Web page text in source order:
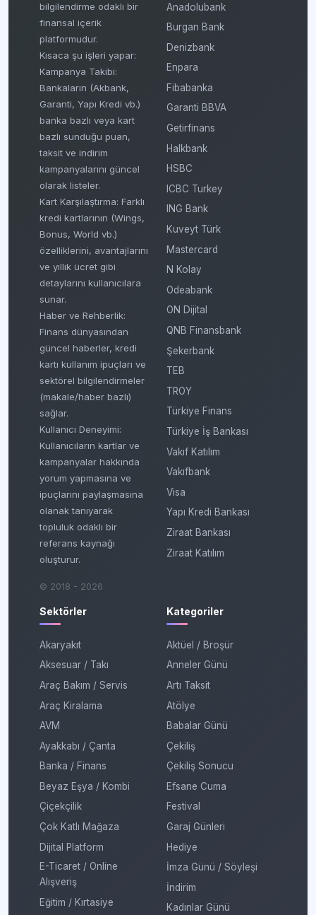
bilgilendirme odaklı bir
finansal içerik
platformudur.
Kısaca şu işleri yapar:
Kampanya Takibi:
Bankaların (Akbank,
Garanti, Yapı Kredi vb.)
banka bazlı veya kart
bazlı sunduğu puan,
taksit ve indirim
kampanyalarını güncel
olarak listeler.
Kart Karşılaştırma: Farklı
kredi kartlarının (Wings,
Bonus, World vb.)
özelliklerini, avantajlarını
ve yıllık ücret gibi
detaylarını kullanıcılara
sunar.
Haber ve Rehberlik:
Finans dünyasından
güncel haberler, kredi
kartı kullanım ipuçları ve
sektörel bilgilendirmeler
(makale/haber bazlı)
sağlar.
Kullanıcı Deneyimi:
Kullanıcıların kartlar ve
kampanyalar hakkında
yorum yapmasına ve
ipuçlarını paylaşmasına
olanak tanıyarak
topluluk odaklı bir
referans kaynağı
oluşturur.
© 2018 - 2026
Anadolubank
Burgan Bank
Denizbank
Enpara
Fibabanka
Garanti BBVA
Getirfinans
Halkbank
HSBC
ICBC Turkey
ING Bank
Kuveyt Türk
Mastercard
N Kolay
Odeabank
ON Dijital
QNB Finansbank
Şekerbank
TEB
TROY
Türkiye Finans
Türkiye İş Bankası
Vakıf Katılım
Vakıfbank
Visa
Yapı Kredi Bankası
Ziraat Bankası
Ziraat Katılım
Sektörler
Akaryakıt
Aksesuar / Takı
Araç Bakım / Servis
Araç Kiralama
AVM
Ayakkabı / Çanta
Banka / Finans
Beyaz Eşya / Kombi
Çiçekçilik
Çok Katlı Mağaza
Dijital Platform
E-Ticaret / Online
Alışveriş
Eğitim / Kırtasiye
Kategoriler
Aktüel / Broşür
Anneler Günü
Artı Taksit
Atölye
Babalar Günü
Çekiliş
Çekiliş Sonucu
Efsane Cuma
Festival
Garaj Günleri
Hediye
İmza Günü / Söyleşi
İndirim
Kadınlar Günü